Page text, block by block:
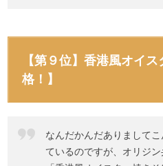
【第９位】香港風オイ
格！】
なんだかんだありまして
ているのですが、オリジ